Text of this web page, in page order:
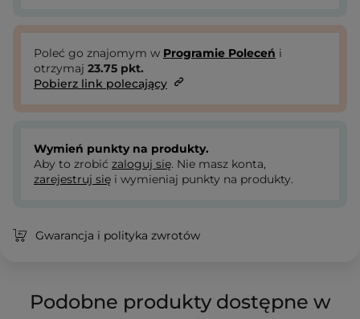
Poleć go znajomym w Programie Poleceń i
otrzymaj 23.75 pkt.
Pobierz link polecający
Wymień punkty na produkty.
Aby to zrobić zaloguj się. Nie masz konta,
zarejestruj się i wymieniaj punkty na produkty.
Gwarancja i polityka zwrotów
Podobne produkty dostępne w